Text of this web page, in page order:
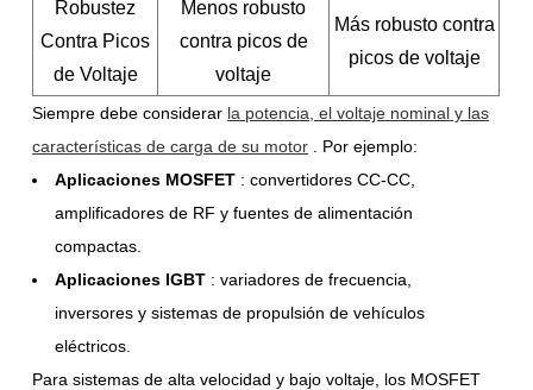
Robustez
Contra Picos
de Voltaje
Menos robusto
contra picos de
voltaje
Más robusto contra
picos de voltaje
Siempre debe considerar la potencia, el voltaje nominal y las
características de carga de su motor
. Por ejemplo:
Aplicaciones MOSFET : convertidores CC-CC,
amplificadores de RF y fuentes de alimentación
compactas.
Aplicaciones IGBT : variadores de frecuencia,
inversores y sistemas de propulsión de vehículos
eléctricos.
Para sistemas de alta velocidad y bajo voltaje, los MOSFET